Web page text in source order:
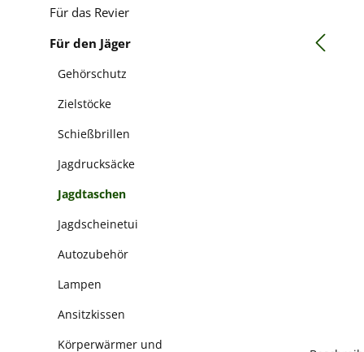
Für das Revier
Für den Jäger
Gehörschutz
Zielstöcke
Schießbrillen
Jagdrucksäcke
Jagdtaschen
Jagdscheinetui
Autozubehör
Lampen
Ansitzkissen
Körperwärmer und